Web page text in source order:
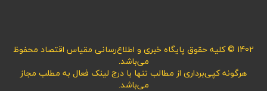
1402 © کلیه حقوق پایگاه خبری و اطلاع‌رسانی مقیاس اقتصاد محفوظ
می‌باشد.
هرگونه کپی‌برداری از مطالب تنها با درج لینک فعال به مطلب مجاز
می‌باشد.